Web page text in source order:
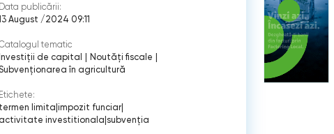
Data publicării:
August /2024 09:11
tematic
Investiții de capital
Noutăți fiscale
în agricultură
Etichete:
termen limita impozit funciar|
activitate investitionala subvenţia